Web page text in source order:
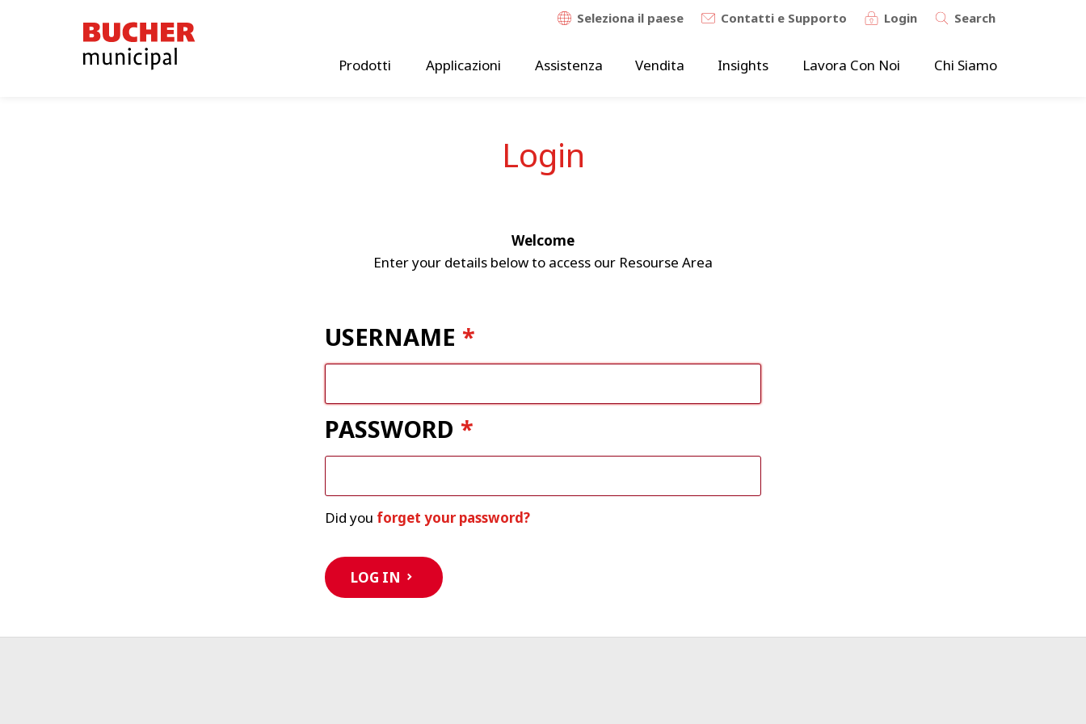
Bucher
Municipal
Seleziona il paese Contatti e Supporto Login Search
Prodotti Applicazioni Assistenza Vendita Insights Lavora Con Noi Chi Siamo
Login
Welcome
Enter your details below to access our Resourse Area
USERNAME
PASSWORD
Did you forget your password?
LOG IN